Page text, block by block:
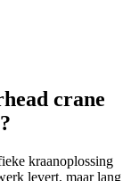
crane
kraanoplossing
levert, maar lang